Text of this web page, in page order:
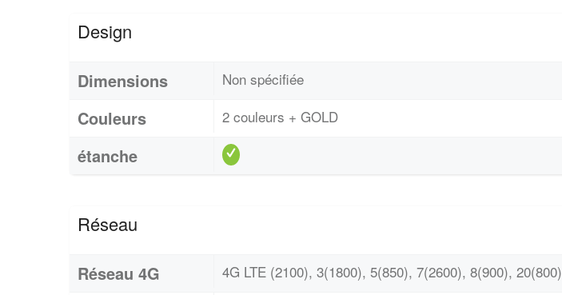
Design
Dimensions Non spécifiée
Couleurs 2 couleurs + GOLD
étanche
Réseau
Réseau 4G 4G LTE (2100), 3(1800), 5(850), 7(2600), 8(900), 20(800)